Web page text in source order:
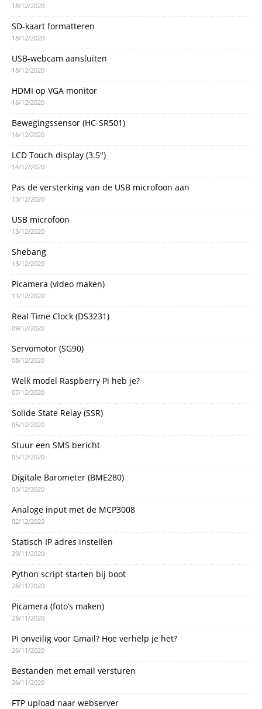
18/12/2020
SD-kaart formatteren
18/12/2020
USB-webcam aansluiten
18/12/2020
HDMI op VGA monitor
16/12/2020
Bewegingssensor (HC-SR501)
16/12/2020
LCD Touch display (3.5″)
14/12/2020
Pas de versterking van de USB microfoon aan
13/12/2020
USB microfoon
13/12/2020
Shebang
13/12/2020
Picamera (video maken)
11/12/2020
Real Time Clock (DS3231)
09/12/2020
Servomotor (SG90)
08/12/2020
Welk model Raspberry Pi heb je?
07/12/2020
Solide State Relay (SSR)
05/12/2020
Stuur een SMS bericht
05/12/2020
Digitale Barometer (BME280)
03/12/2020
Analoge input met de MCP3008
02/12/2020
Statisch IP adres instellen
29/11/2020
Python script starten bij boot
28/11/2020
Picamera (foto’s maken)
28/11/2020
Pi onveilig voor Gmail? Hoe verhelp je het?
26/11/2020
Bestanden met email versturen
26/11/2020
FTP upload naar webserver